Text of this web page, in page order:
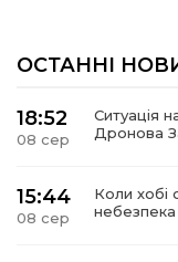
ОСТАННІ
18:52
08 сер
Ситуація
Дронова
15:44
08 сер
Коли хобі